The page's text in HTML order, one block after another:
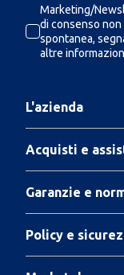
Marketing/
di consenso
spontanea,
altre
L'azienda
Acquisti e
Garanzie e
Policy e